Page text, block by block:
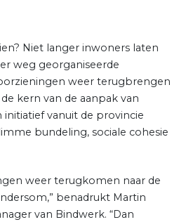
Niet langer inwoners laten
weg georganiseerde
weer terugbrengen
kern van de aanpak van
vanuit de provincie
bundeling, sociale cohesie
weer terugkomen naar de
benadrukt Martin
van Bindwerk. “Dan